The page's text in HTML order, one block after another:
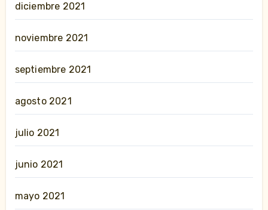
diciembre 2021
noviembre 2021
septiembre 2021
agosto 2021
julio 2021
junio 2021
mayo 2021